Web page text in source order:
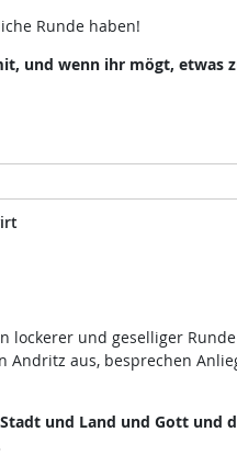
Runde haben!
und wenn ihr mögt, etwas
lockerer und geselliger
Andritz aus, besprechen
und Land und Gott und